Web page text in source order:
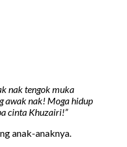
nak tengok muka
awak nak! Moga hidup
cinta Khuzairi!”
anak-anaknya.